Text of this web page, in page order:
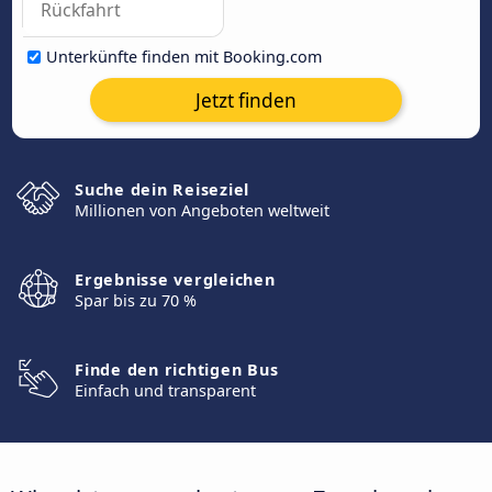
Unterkünfte finden mit Booking.com
Jetzt finden
Suche dein Reiseziel
Millionen von Angeboten weltweit
Ergebnisse vergleichen
Spar bis zu 70 %
Finde den richtigen Bus
Einfach und transparent